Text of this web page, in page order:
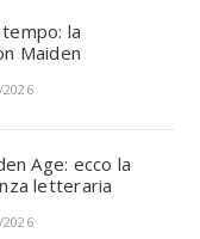
la
Maiden
Age: ecco la
letteraria